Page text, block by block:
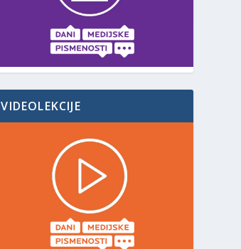
VIDEOLEKCIJE